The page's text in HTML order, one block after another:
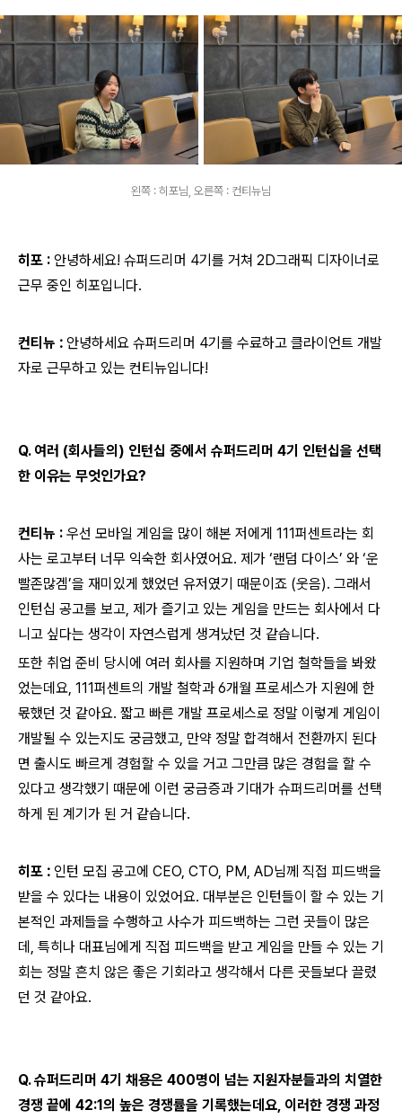
왼쪽 : 히포님, 오른쪽 : 컨티뉴님
히포 : 안녕하세요! 슈퍼드리머 4기를 거쳐 2D그래픽 디자이너로
근무 중인 히포입니다.
컨티뉴 : 안녕하세요 슈퍼드리머 4기를 수료하고 클라이언트 개발
자로 근무하고 있는 컨티뉴입니다!
Q. 여러 (회사들의) 인턴십 중에서 슈퍼드리머 4기 인턴십을 선택
한 이유는 무엇인가요?
컨티뉴 : 우선 모바일 게임을 많이 해본 저에게 111퍼센트라는 회
사는 로고부터 너무 익숙한 회사였어요. 제가 ‘랜덤 다이스’ 와 ‘운
빨존많겜’을 재미있게 했었던 유저였기 때문이죠 (웃음). 그래서
인턴십 공고를 보고, 제가 즐기고 있는 게임을 만드는 회사에서 다
니고 싶다는 생각이 자연스럽게 생겨났던 것 같습니다.
또한 취업 준비 당시에 여러 회사를 지원하며 기업 철학들을 봐왔
었는데요, 111퍼센트의 개발 철학과 6개월 프로세스가 지원에 한
몫했던 것 같아요. 짧고 빠른 개발 프로세스로 정말 이렇게 게임이
개발될 수 있는지도 궁금했고, 만약 정말 합격해서 전환까지 된다
면 출시도 빠르게 경험할 수 있을 거고 그만큼 많은 경험을 할 수
있다고 생각했기 때문에 이런 궁금증과 기대가 슈퍼드리머를 선택
하게 된 계기가 된 거 같습니다.
히포 : 인턴 모집 공고에 CEO, CTO, PM, AD님께 직접 피드백을
받을 수 있다는 내용이 있었어요. 대부분은 인턴들이 할 수 있는 기
본적인 과제들을 수행하고 사수가 피드백하는 그런 곳들이 많은
데, 특히나 대표님에게 직접 피드백을 받고 게임을 만들 수 있는 기
회는 정말 흔치 않은 좋은 기회라고 생각해서 다른 곳들보다 끌렸
던 것 같아요.
Q. 슈퍼드리머 4기 채용은 400명이 넘는 지원자분들과의 치열한
경쟁 끝에 42:1의 높은 경쟁률을 기록했는데요, 이러한 경쟁 과정